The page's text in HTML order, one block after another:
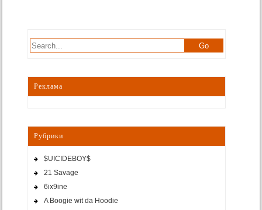
Реклама
Рубрики
$UICIDEBOY$
21 Savage
6ix9ine
A Boogie wit da Hoodie